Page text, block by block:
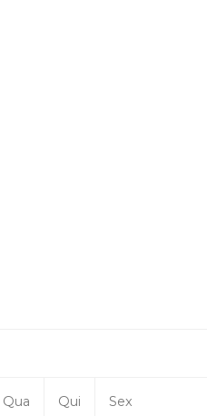
Qua Qui Sex